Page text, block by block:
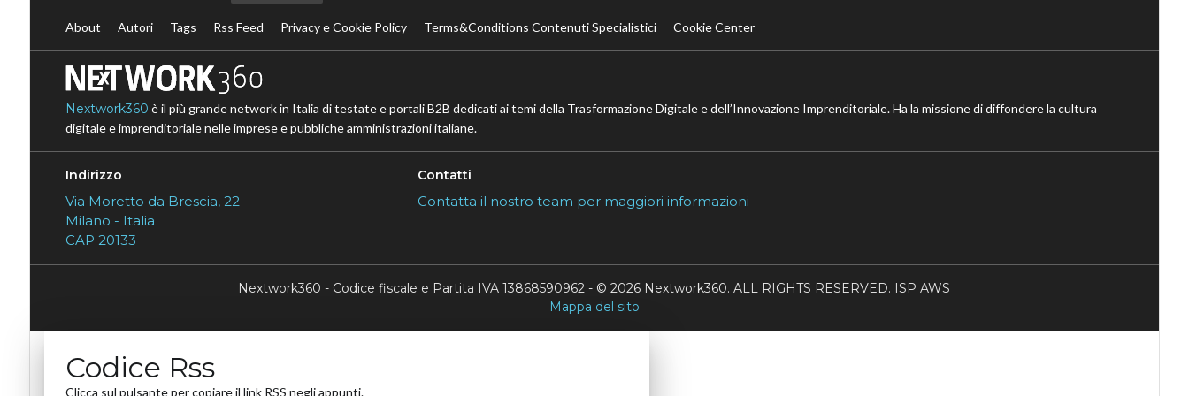
About Autori Tags Rss Feed Privacy e Cookie Policy Terms&Conditions Contenuti Specialistici Cookie Center
Nextwork360 è il più grande network in Italia di testate e portali B2B dedicati ai temi della Trasformazione Digitale e dell’Innovazione Imprenditoriale. Ha la missione di diffondere la cultura
digitale e imprenditoriale nelle imprese e pubbliche amministrazioni italiane.
Indirizzo
Via Moretto da Brescia, 22
Milano - Italia
CAP 20133
Contatti
Contatta il nostro team per maggiori informazioni
Nextwork360 - Codice fiscale e Partita IVA 13868590962 - © 2026 Nextwork360. ALL RIGHTS RESERVED. ISP AWS
Mappa del sito
Codice Rss
Clicca sul pulsante per copiare il link RSS negli appunti.